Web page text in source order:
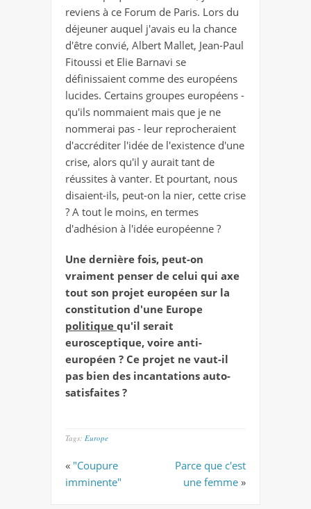
reviens à ce Forum de Paris. Lors du
déjeuner auquel j'avais eu la chance
d'être convié, Albert Mallet, Jean-Paul
Fitoussi et Elie Barnavi se
définissaient comme des européens
lucides. Certains groupes européens -
qu'ils nommaient mais que je ne
nommerai pas - leur reprocheraient
d'accréditer l'idée de l'existence d'une
crise, alors qu'il y aurait tant de
réussites à vanter. Et pourtant, nous
disaient-ils, peut-on la nier, cette crise
? A tout le moins, en termes
d'adhésion à l'idée européenne ?
Une dernière fois, peut-on
vraiment penser de celui qui axe
tout son projet européen sur la
constitution d'une Europe
politique qu'il serait
eurosceptique, voire anti-
européen ? Ce projet ne vaut-il
pas bien des incantations auto-
satisfaites ?
Tags: Europe
« "Coupure
imminente"
Parce que c'est
une femme »